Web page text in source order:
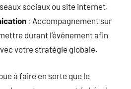
sociaux ou site internet.
: Accompagnement sur
durant l’événement afin
votre stratégie globale.
à faire en sorte que le